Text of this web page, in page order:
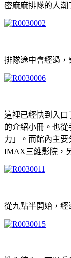
密麻麻排隊的人潮
排隊途中會經過，
這裡已經快到入
的介紹小冊。也
力」。而館內主
IMAX三維影院，
從九點半開始，經